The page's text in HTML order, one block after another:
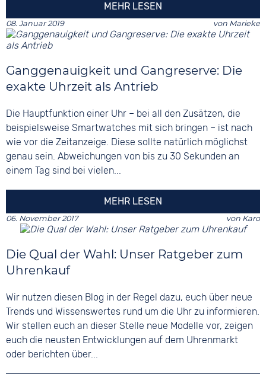
MEHR LESEN
08. Januar 2019 von Marieke
Ganggenauigkeit und Gangreserve: Die
exakte Uhrzeit als Antrieb
Die Hauptfunktion einer Uhr – bei all den Zusätzen, die
beispielsweise Smartwatches mit sich bringen – ist nach
wie vor die Zeitanzeige. Diese sollte natürlich möglichst
genau sein. Abweichungen von bis zu 30 Sekunden an
einem Tag sind bei vielen...
MEHR LESEN
06. November 2017 von Karo
Die Qual der Wahl: Unser Ratgeber zum
Uhrenkauf
Wir nutzen diesen Blog in der Regel dazu, euch über neue
Trends und Wissenswertes rund um die Uhr zu informieren.
Wir stellen euch an dieser Stelle neue Modelle vor, zeigen
euch die neusten Entwicklungen auf dem Uhrenmarkt
oder berichten über...